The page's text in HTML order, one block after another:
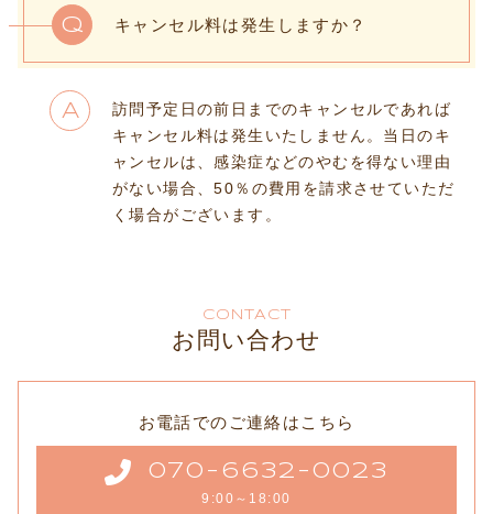
Q キャンセル料は発生しますか？
A
訪問予定日の前日までのキャンセルであれば
キャンセル料は発生いたしません。当日のキ
ャンセルは、感染症などのやむを得ない理由
がない場合、50％の費用を請求させていただ
く場合がございます。
CONTACT
お問い合わせ
お電話でのご連絡はこちら
070-6632-0023
9:00～18:00